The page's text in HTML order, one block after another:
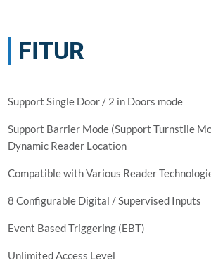
FITUR
Support Single Door / 2 in Doors mode
Support Barrier Mode (Support Turnstile
Dynamic Reader Location
Compatible with Various Reader
8 Configurable Digital / Supervised Inputs
Event Based Triggering (EBT)
Unlimited Access Level